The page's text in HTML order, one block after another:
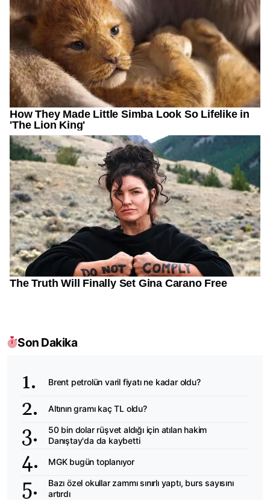
Son Dakika
Brent petrolün varil fiyatı ne kadar oldu?
Altının gramı kaç TL oldu?
50 bin dolar rüşvet aldığı için atılan hakim
Danıştay'da da kaybetti
MGK bugün toplanıyor
Bazı özel okullar zammı sınırlı yaptı, burs sayısını
artırdı